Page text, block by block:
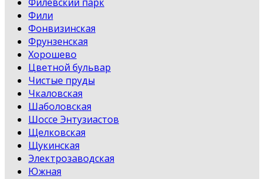
Филевский парк
Фили
Фонвизинская
Фрунзенская
Хорошево
Цветной бульвар
Чистые пруды
Чкаловская
Шаболовская
Шоссе Энтузиастов
Щелковская
Щукинская
Электрозаводская
Южная